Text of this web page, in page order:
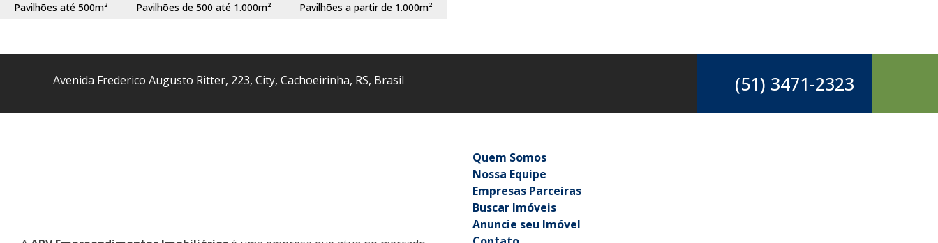
Pavilhões até 500m²
Pavilhões de 500 até 1.000m² Pavilhões a partir de 1.000m²
(51) 3471-2323
Avenida Frederico Augusto Ritter, 223, City, Cachoeirinha, RS, Brasil
Quem Somos
Nossa Equipe
Empresas Parceiras
Buscar Imóveis
Anuncie seu Imóvel